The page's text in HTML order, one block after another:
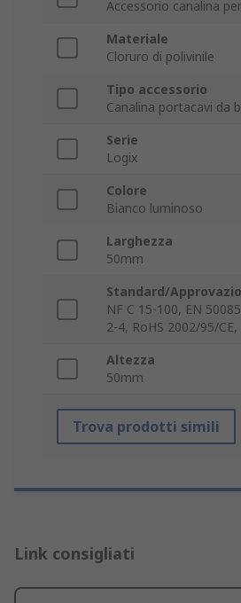
Accessorio canalina
Materiale
Cloruro di polivinile
Tipo accessorio
Canalina portacavi da
Serie
Logix
Colore
Bianco luminoso
Larghezza
50mm
Standard/
NF C 15-100, EN
2-4, RoHS 2002/95/
Altezza
50mm
Trova prodotti simili
Link consigliati